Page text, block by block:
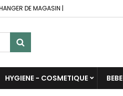
DE MAGASIN |
HYGIENE - COSMETIQUE BEBE